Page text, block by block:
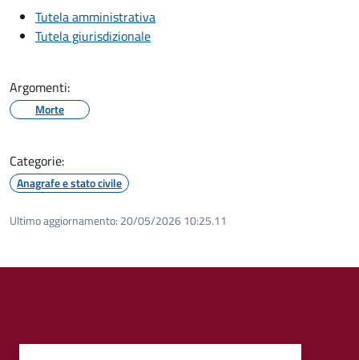
Tutela amministrativa
Tutela giurisdizionale
Argomenti:
Morte
Categorie:
Anagrafe e stato civile
Ultimo aggiornamento: 20/05/2026 10:25.11